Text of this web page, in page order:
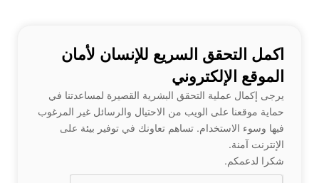
اكمل التحقق السريع للإنسان لأمان
الموقع الإلكتروني
يرجى إكمال عملية التحقق البشرية القصيرة لمساعدتنا في
حماية موقعنا على الويب من الاحتيال والرسائل غير المرغوب
فيها وسوء الاستخدام. تساهم تعاونك في توفير بيئة على
الإنترنت آمنة.
شكرا لدعمكم.